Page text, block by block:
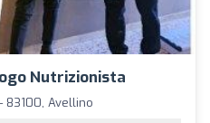
Nutrizionista
83100, Avellino